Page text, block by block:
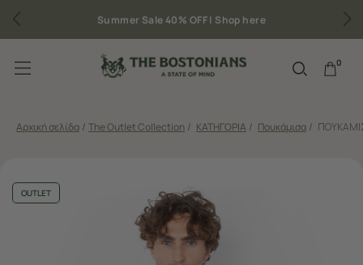
Sale 40% OFF |Shop here Δωρεάν
0
Αρχική σελίδα / The Outlet Collection / ΚΑΤΗΓΟΡΙΑ / Πουκάμισα /
OUTLET